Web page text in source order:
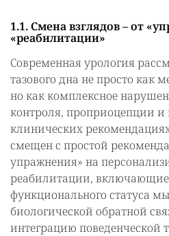
1.1. Смена взглядов – от
«реабилитации»
Современная урология
тазового дна не просто как
но как комплексное
контроля, проприоцепции
клинических
смещен с простой
упражнения» на
реабилитации, включающие
функционального статуса
биологической обратной
интеграцию поведенческой